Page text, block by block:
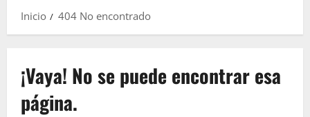
Inicio
404 No encontrado
¡Vaya! No se puede encontrar esa
página.